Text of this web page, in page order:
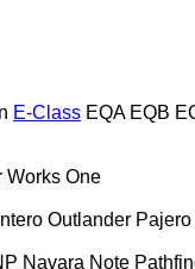
E-Class EQA EQB
Works One
Outlander Pajero
Navara Note